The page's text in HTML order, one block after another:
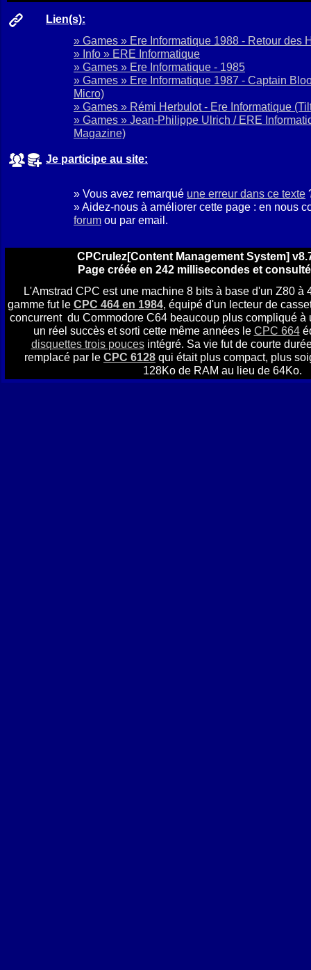
Lien(s):
» Games » Ere Informatique 1988 - Retour des
» Info » ERE Informatique
» Games » Ere Informatique - 1985
» Games » Ere Informatique 1987 - Captain
Micro)
» Games » Rémi Herbulot - Ere Informatique
» Games » Jean-Philippe Ulrich / ERE
Magazine)
Je participe au site:
» Vous avez remarqué une erreur dans ce texte
» Aidez-nous à améliorer cette page : en nous
forum ou par email.
CPCrulez[Content Management System]
Page créée en 242 millisecondes et
L'Amstrad CPC est une machine 8 bits à base d'un Z80 à
gamme fut le CPC 464 en 1984, équipé d'un lecteur de
concurrent du Commodore C64 beaucoup plus compliqué à
un réel succès et sorti cette même années le CPC 664
disquettes trois poucesintégré. Sa vie fut de courte
remplacé par le CPC 6128 qui était plus compact, plus
128Ko de RAM au lieu de 64Ko.